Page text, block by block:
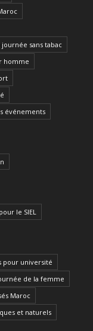
sans tabac
homme
événements
le SIEL
pour université
de la femme
Maroc
et naturels